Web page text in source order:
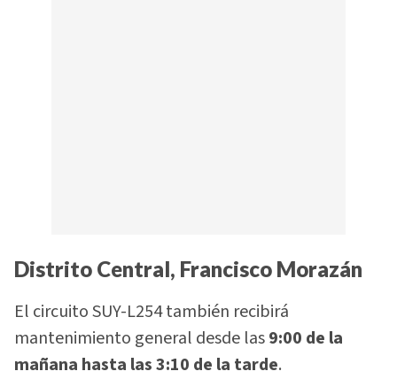
Distrito Central, Francisco Morazán
El circuito SUY-L254 también recibirá
mantenimiento general desde las9:00 de la
mañana hasta las 3:10 de la tarde.